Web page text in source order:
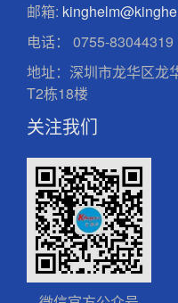
邮箱:
电话：
0755-83044319
地址：深圳市龙华区龙
T2栋18楼
关注我们